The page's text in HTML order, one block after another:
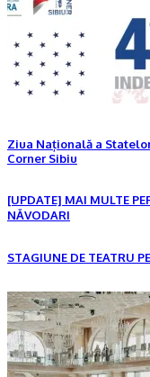
Ziua Națională a
Corner Sibiu
[UPDATE] MAI MULTE
NĂVODARI
STAGIUNE DE TEATRU